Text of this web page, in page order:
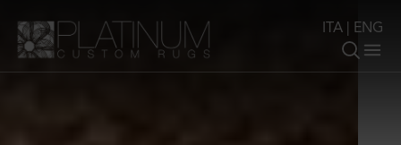
ITA ENG